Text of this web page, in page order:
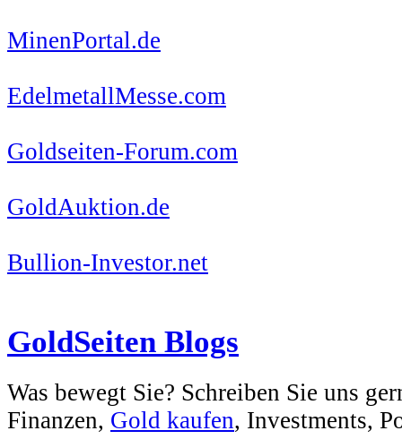
MinenPortal.de
EdelmetallMesse.com
Goldseiten-Forum.com
GoldAuktion.de
Bullion-Investor.net
GoldSeiten Blogs
Was bewegt Sie? Schreiben Sie uns
Finanzen, Gold kaufen, Investments,